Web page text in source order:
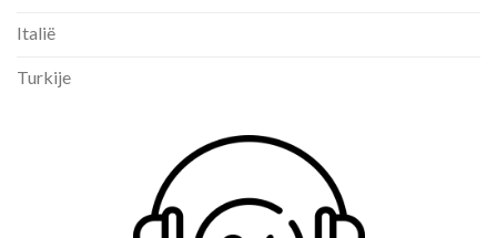
Italië
Turkije